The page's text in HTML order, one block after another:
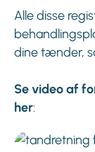
Alle disse
dine tænder,
Se video af
her: